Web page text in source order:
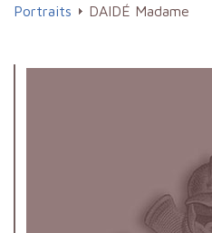
Portraits
DAIDÉ Madame